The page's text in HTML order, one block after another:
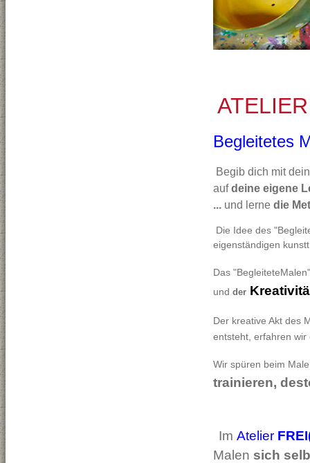
Begleitetes
Begib dich mit
aufdeine eigene
und lerne die
Die Idee des
eigenständigen
Das
und der
Der kreative Akt des
entsteht, erfahren
Wir spüren beim
trainieren,
Im Atelier
Malen sich